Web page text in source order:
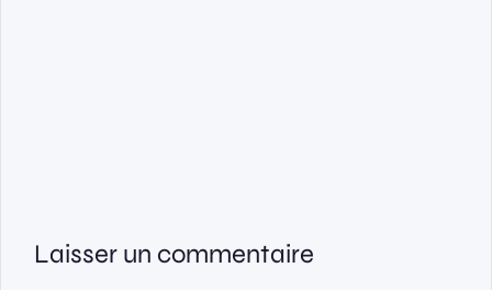
Laisser un commentaire